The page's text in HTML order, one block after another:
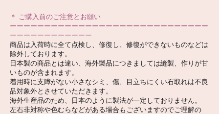
＊ ご購入前のご注意とお願い
ーーーーーーーーーーーーーーーーーーーーーーーーーーーーー
ーーーーーーーーーーーー
商品は入荷時に全て点検し、修復し、修復ができないものなどは
除外しております。
日本製の商品とは違い、海外製品につきましては縫製、作りが甘
いものが含まれます。
着用時に支障がない小さなシミ、傷、目立ちにくい石取れは不良
品対象外とさせていただきます。
海外生産品のため、日本のように製法が一定しておりません。
左右非対称や色むらなどがある場合もございますのでご理解の